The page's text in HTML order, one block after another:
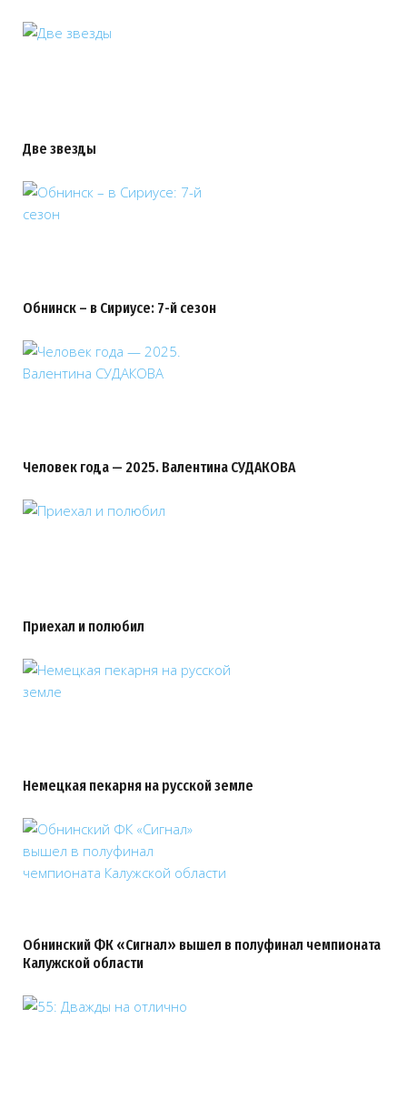
Две звезды
Обнинск – в Сириусе: 7-й сезон
Человек года — 2025. Валентина СУДАКОВА
Приехал и полюбил
Немецкая пекарня на русской земле
Обнинский ФК «Сигнал» вышел в полуфинал чемпионата
Калужской области